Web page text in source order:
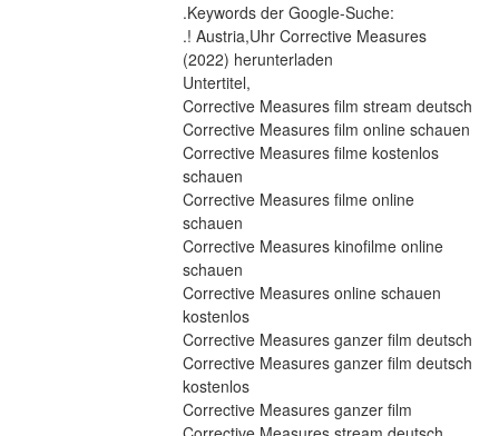
.Keywords der Google-Suche:
.! Austria,Uhr Corrective Measures
(2022) herunterladen
Untertitel,
Corrective Measures film stream deutsch
Corrective Measures film online schauen
Corrective Measures filme kostenlos
schauen
Corrective Measures filme online
schauen
Corrective Measures kinofilme online
schauen
Corrective Measures online schauen
kostenlos
Corrective Measures ganzer film deutsch
Corrective Measures ganzer film deutsch
kostenlos
Corrective Measures ganzer film